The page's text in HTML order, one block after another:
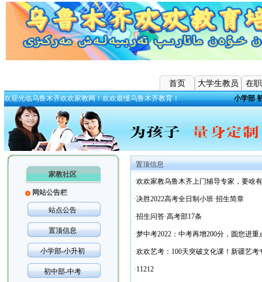
首页 大学生教员 在
欢迎光临乌鲁木齐欢欢家教网！欢欢最懂乌鲁木齐教育！ 小学部
家教社区
网站公告栏
站点公告
置顶信息
小学部-小升初
初中部-中考
置顶信息
·欢欢家教乌鲁木齐上门辅导专家，要啥
·决胜2022高考全日制小班·招生简章
·招生问答·高考部17条
·梦中考2022：中考再增200分，圆您进重
·欢欢艺考：100天突破文化课！新疆艺考
·11212